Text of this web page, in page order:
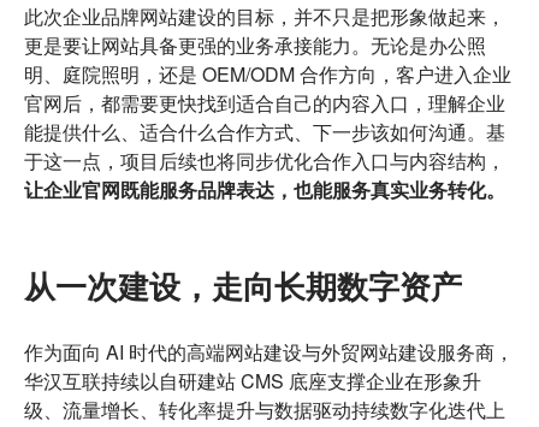
此次企业品牌网站建设的目标，并不只是把形象做起来，
更是要让网站具备更强的业务承接能力。无论是办公照
明、庭院照明，还是 OEM/ODM 合作方向，客户进入企业
官网后，都需要更快找到适合自己的内容入口，理解企业
能提供什么、适合什么合作方式、下一步该如何沟通。基
于这一点，项目后续也将同步优化合作入口与内容结构，
让企业官网既能服务品牌表达，也能服务真实业务转化。
从一次建设，走向长期数字资产
作为面向 AI 时代的高端网站建设与外贸网站建设服务商，
华汉互联持续以自研建站 CMS 底座支撑企业在形象升
级、流量增长、转化率提升与数据驱动持续数字化迭代上